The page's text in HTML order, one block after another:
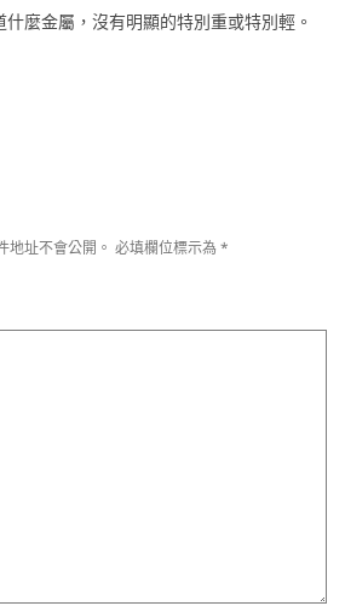
麼金屬，沒有明顯的特別重或特別輕。
地址不會公開。 必填欄位標示為 *